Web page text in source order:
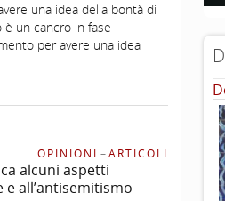
una idea della bontà di
un cancro in fase
per avere una idea
OPINIONI –ARTICOLI
alcuni aspetti
e all’antisemitismo